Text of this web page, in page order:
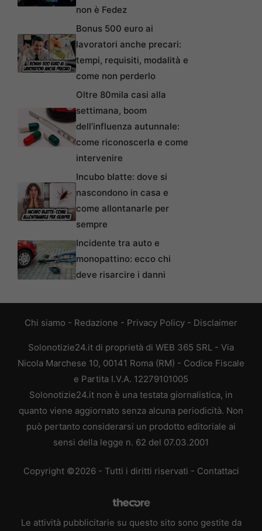
non è Fedez
Bonus 500 euro ai
lavoratori anche precari:
tempi, requisiti, modalità e
come non perderlo
Oltre 80mila casi alla
settimana, boom
dell’influenza autunnale:
come riconoscerla e come
intervenire
Incubo blatte: dove si
nascondono in casa e
come allontanarle per
sempre
Incidente tra auto e
monopattino: ecco chi
deve risarcire i danni
Chi siamo - Redazione - Privacy Policy - Disclaimer
Solonotizie24.it di proprietà di WEB 365 SRL - Via
Nicola Marchese 10, 00141 Roma (RM) - Codice Fiscale
e Partita I.V.A. 12279101005
Solonotizie24.it non è una testata giornalistica, in
quanto viene aggiornato senza alcuna periodicità. Non
può pertanto considerarsi un prodotto editoriale ai
sensi della legge n. 62 del 07.03.2001
Copyright ©2026 - Tutti i diritti riservati - Contattaci
Le attività pubblicitarie su questo sito sono gestite da